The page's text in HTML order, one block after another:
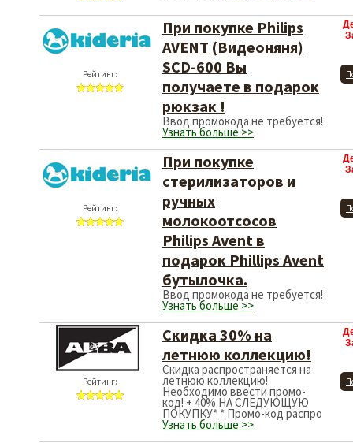
Рейтинг:
При покупке Philips
AVENT (Видеоняня)
SCD-600 Вы
получаете в подарок
рюкзак !
Ввод промокода не требуется!
Узнать больше >>
Рейтинг:
При покупке
стерилизаторов и
ручных
молокоотсосов
Philips Avent в
подарок Phillips Avent
бутылочка.
Ввод промокода не требуется!
Узнать больше >>
Рейтинг:
Скидка 30% на
летнюю коллекцию!
Скидка распространяется на
летнюю коллекцию!
Необходимо ввести промо-
код! + 40% НА СЛЕДУЮЩУЮ
ПОКУПКУ* * Промо-код распро
Узнать больше >>